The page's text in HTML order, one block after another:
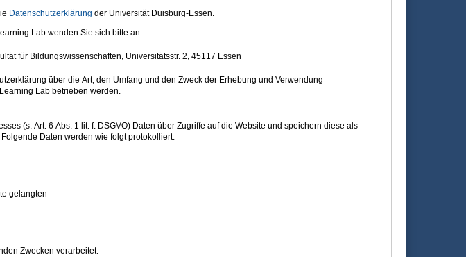
Datenschutzerklärung der Universität Duisburg-Essen.
Lab wenden Sie sich bitte an:
für Bildungswissenschaften, Universitätsstr. 2, 45117 Essen
über die Art, den Umfang und den Zweck der Erhebung und Verwendung
Lab betrieben werden.
(s. Art. 6 Abs. 1 lit. f. DSGVO) Daten über Zugriffe auf die Website und speichern diese als
Daten werden wie folgt protokolliert:
gelangten
Zwecken verarbeitet: